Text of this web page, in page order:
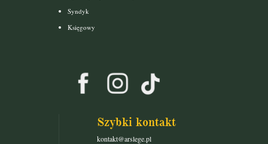
Syndyk
Księgowy
Szybki kontakt
kontakt@arslege.pl